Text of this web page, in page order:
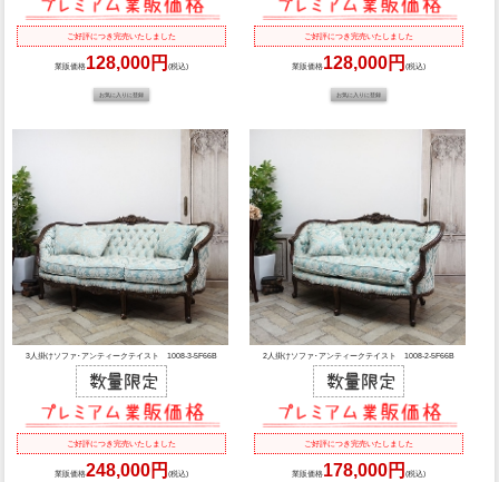
ご好評につき完売いたしました
業販価格128,000円(税込)
ご好評につき完売いたしました
業販価格128,000円 (税込)
3人掛けソファ･アンティークテイスト 1008-3-5F66B
ご好評につき完売いたしました
業販価格248,000円(税込)
2人掛けソファ･アンティークテイスト 1008-2-5F66B
ご好評につき完売いたしました
業販価格178,000円 (税込)